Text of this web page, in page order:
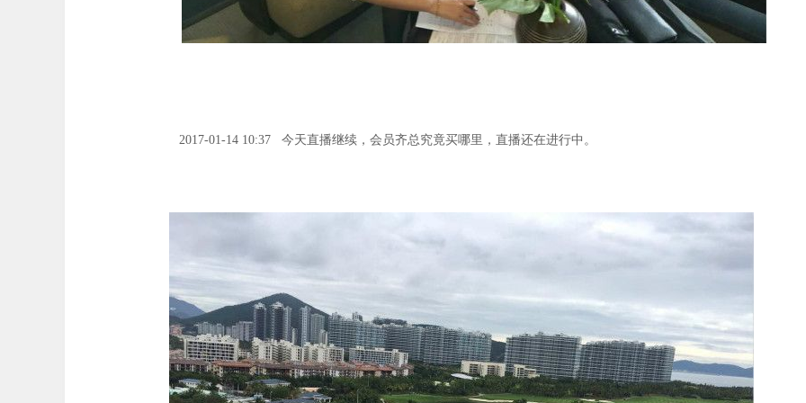
2017-01-14 10:37 今天直播继续，会员齐总究竟买哪里，直播还在进行中。